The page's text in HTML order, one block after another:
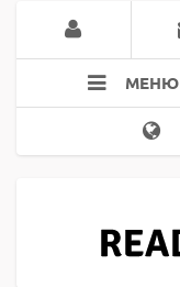
МЕНЮ